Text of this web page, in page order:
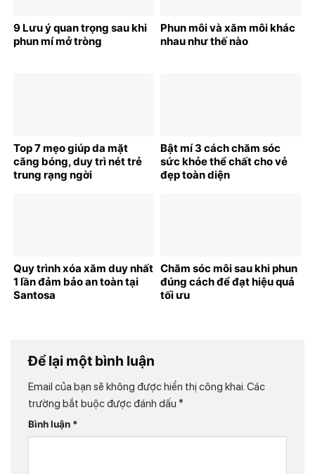
9 Lưu ý quan trọng sau khi
phun mí mở tròng
Phun môi và xăm môi khác
nhau như thế nào
Top 7 mẹo giúp da mặt
căng bóng, duy trì nét trẻ
trung rạng ngời
Bật mí 3 cách chăm sóc
sức khỏe thể chất cho vẻ
đẹp toàn diện
Quy trình xóa xăm duy nhất
1 lần đảm bảo an toàn tại
Santosa
Chăm sóc môi sau khi phun
đúng cách để đạt hiệu quả
tối ưu
Để lại một bình luận
Email của bạn sẽ không được hiển thị công khai.Các
trường bắt buộc được đánh dấu *
Bình luận *